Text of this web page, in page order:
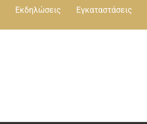
Εκδηλώσεις Εγκαταστάσεις